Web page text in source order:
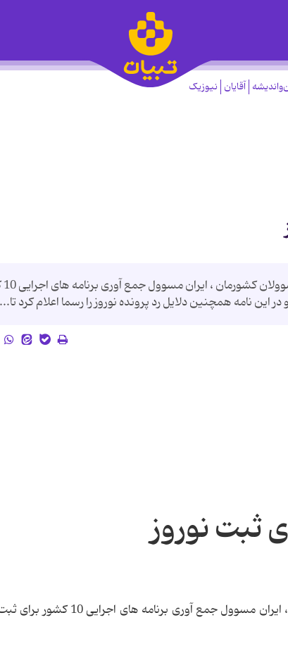
آقایان نیوزیک
نامه همچنین دلایل رد پرونده نوروز را رسما اعلام کرد تا...
ثبت نوروز
با ارسال نامه ای از سوی یونسکو به مسوولان کشورمان ، ایران مسوول جمع